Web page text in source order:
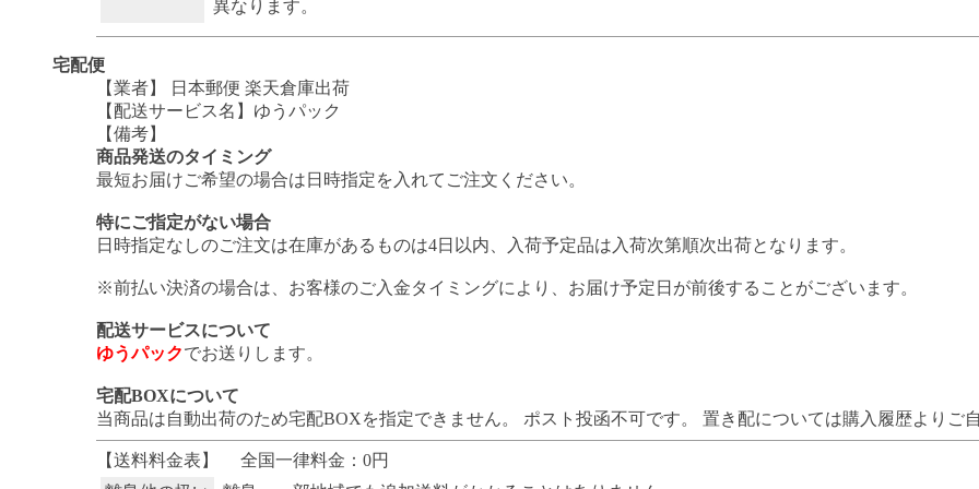
異なります。
宅配便
【業者】 日本郵便 楽天倉庫出荷
【配送サービス名】ゆうパック
【備考】
商品発送のタイミング
最短お届けご希望の場合は日時指定を入れてご注文ください。
特にご指定がない場合
日時指定なしのご注文は在庫があるものは4日以内、入荷予定品は入荷次第順次出荷となります。
※前払い決済の場合は、お客様のご入金タイミングにより、お届け予定日が前後することがございます。
配送サービスについて
ゆうパックでお送りします。
宅配BOXについて
当商品は自動出荷のため宅配BOXを指定できません。 ポスト投函不可です。 置き配については購入履歴よりご
【送料料金表】
全国一律料金：0円